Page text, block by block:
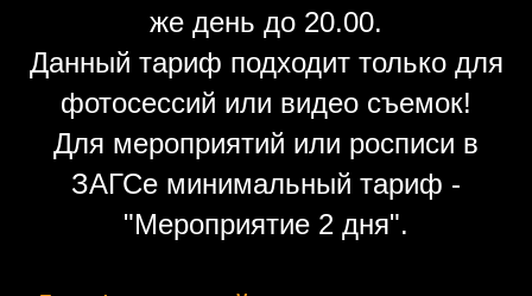
же день до 20.00.
Данный тариф подходит только для
фотосессий или видео съемок!
Для мероприятий или росписи в
ЗАГСе минимальный тариф -
"Мероприятие 2 дня".